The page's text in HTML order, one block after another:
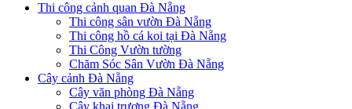
Thi công cảnh quan Đà Nẵng
Thi công sân vườn Đà Nẵng
Thi công hồ cá koi tại Đà Nẵng
Thi Công Vườn tường
Chăm Sóc Sân Vườn Đà Nẵng
Cây cảnh Đà Nẵng
Cây văn phòng Đà Nẵng
Cây khai trương Đà Nẵng